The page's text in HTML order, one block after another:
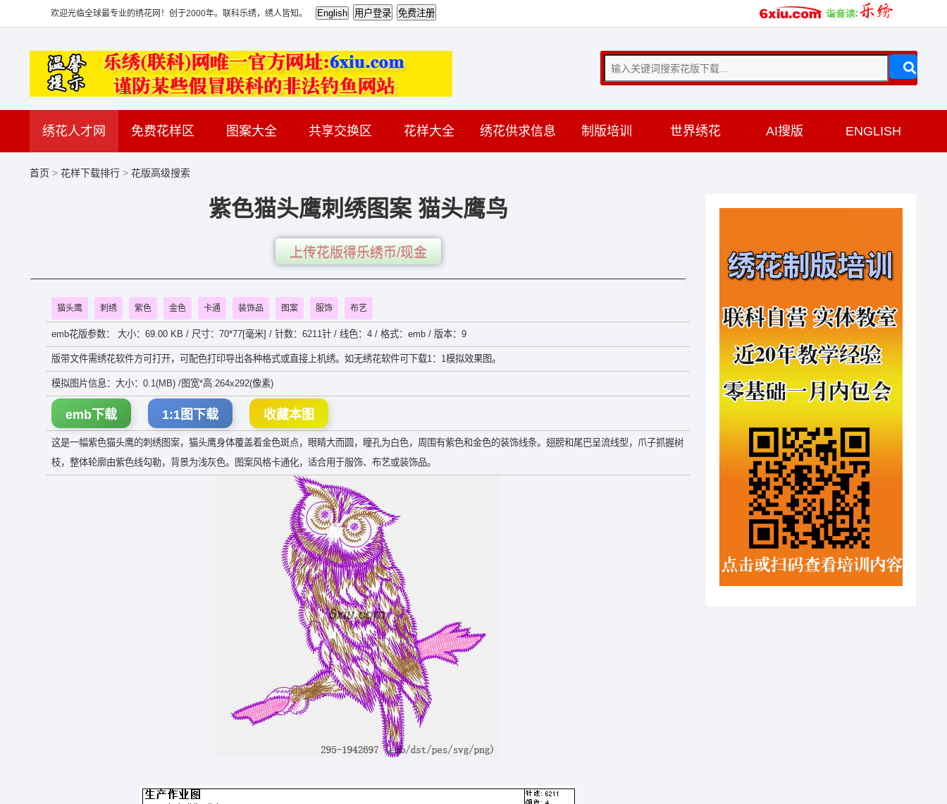
欢迎光临全球最专业的绣花网！创于2000年。联科乐绣，绣人皆知。
绣花人才网 免费花样区 图案大全 共享交换区 花样大全 绣花供求信息 制版培训 世界绣花 AI搜版 ENGLISH
首页 > 花样下载排行 > 花版高级搜索
紫色猫头鹰刺绣图案 猫头鹰鸟
上传花版得乐绣币/现金
猫头鹰 刺绣 紫色 金色 卡通 装饰品 图案 服饰 布艺
emb花版参数： 大小：69.00 KB / 尺寸：70*77[毫米] / 针数：6211针 / 线色：4 / 格式：emb / 版本：9
版带文件需绣花软件方可打开，可配色打印导出各种格式或直接上机绣。如无绣花软件可下载1：1模拟效果图。
模拟图片信息：大小：0.1(MB) /图宽*高:264x292(像素)
emb下载 1:1图下载 收藏本图
这是一幅紫色猫头鹰的刺绣图案，猫头鹰身体覆盖着金色斑点，眼睛大而圆，瞳孔为白色，周围有紫色和金色的装饰线条。翅膀和尾巴呈流线型，爪子抓握树
枝，整体轮廓由紫色线勾勒，背景为浅灰色。图案风格卡通化，适合用于服饰、布艺或装饰品。